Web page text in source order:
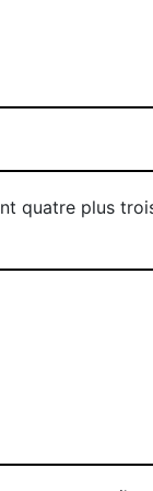
quatre plus